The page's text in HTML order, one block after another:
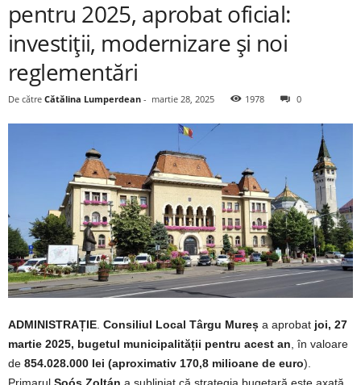
pentru 2025, aprobat oficial:
investiții, modernizare și noi
reglementări
De către Cătălina Lumperdean - martie 28, 2025 1978 0
ADMINISTRAȚIE Consiliul Local Târgu Mureș a aprobat joi, 27
martie 2025, bugetul municipalității pentru acest an , în valoare
de 854.028.000 lei (aproximativ 170,8 milioane de euro).